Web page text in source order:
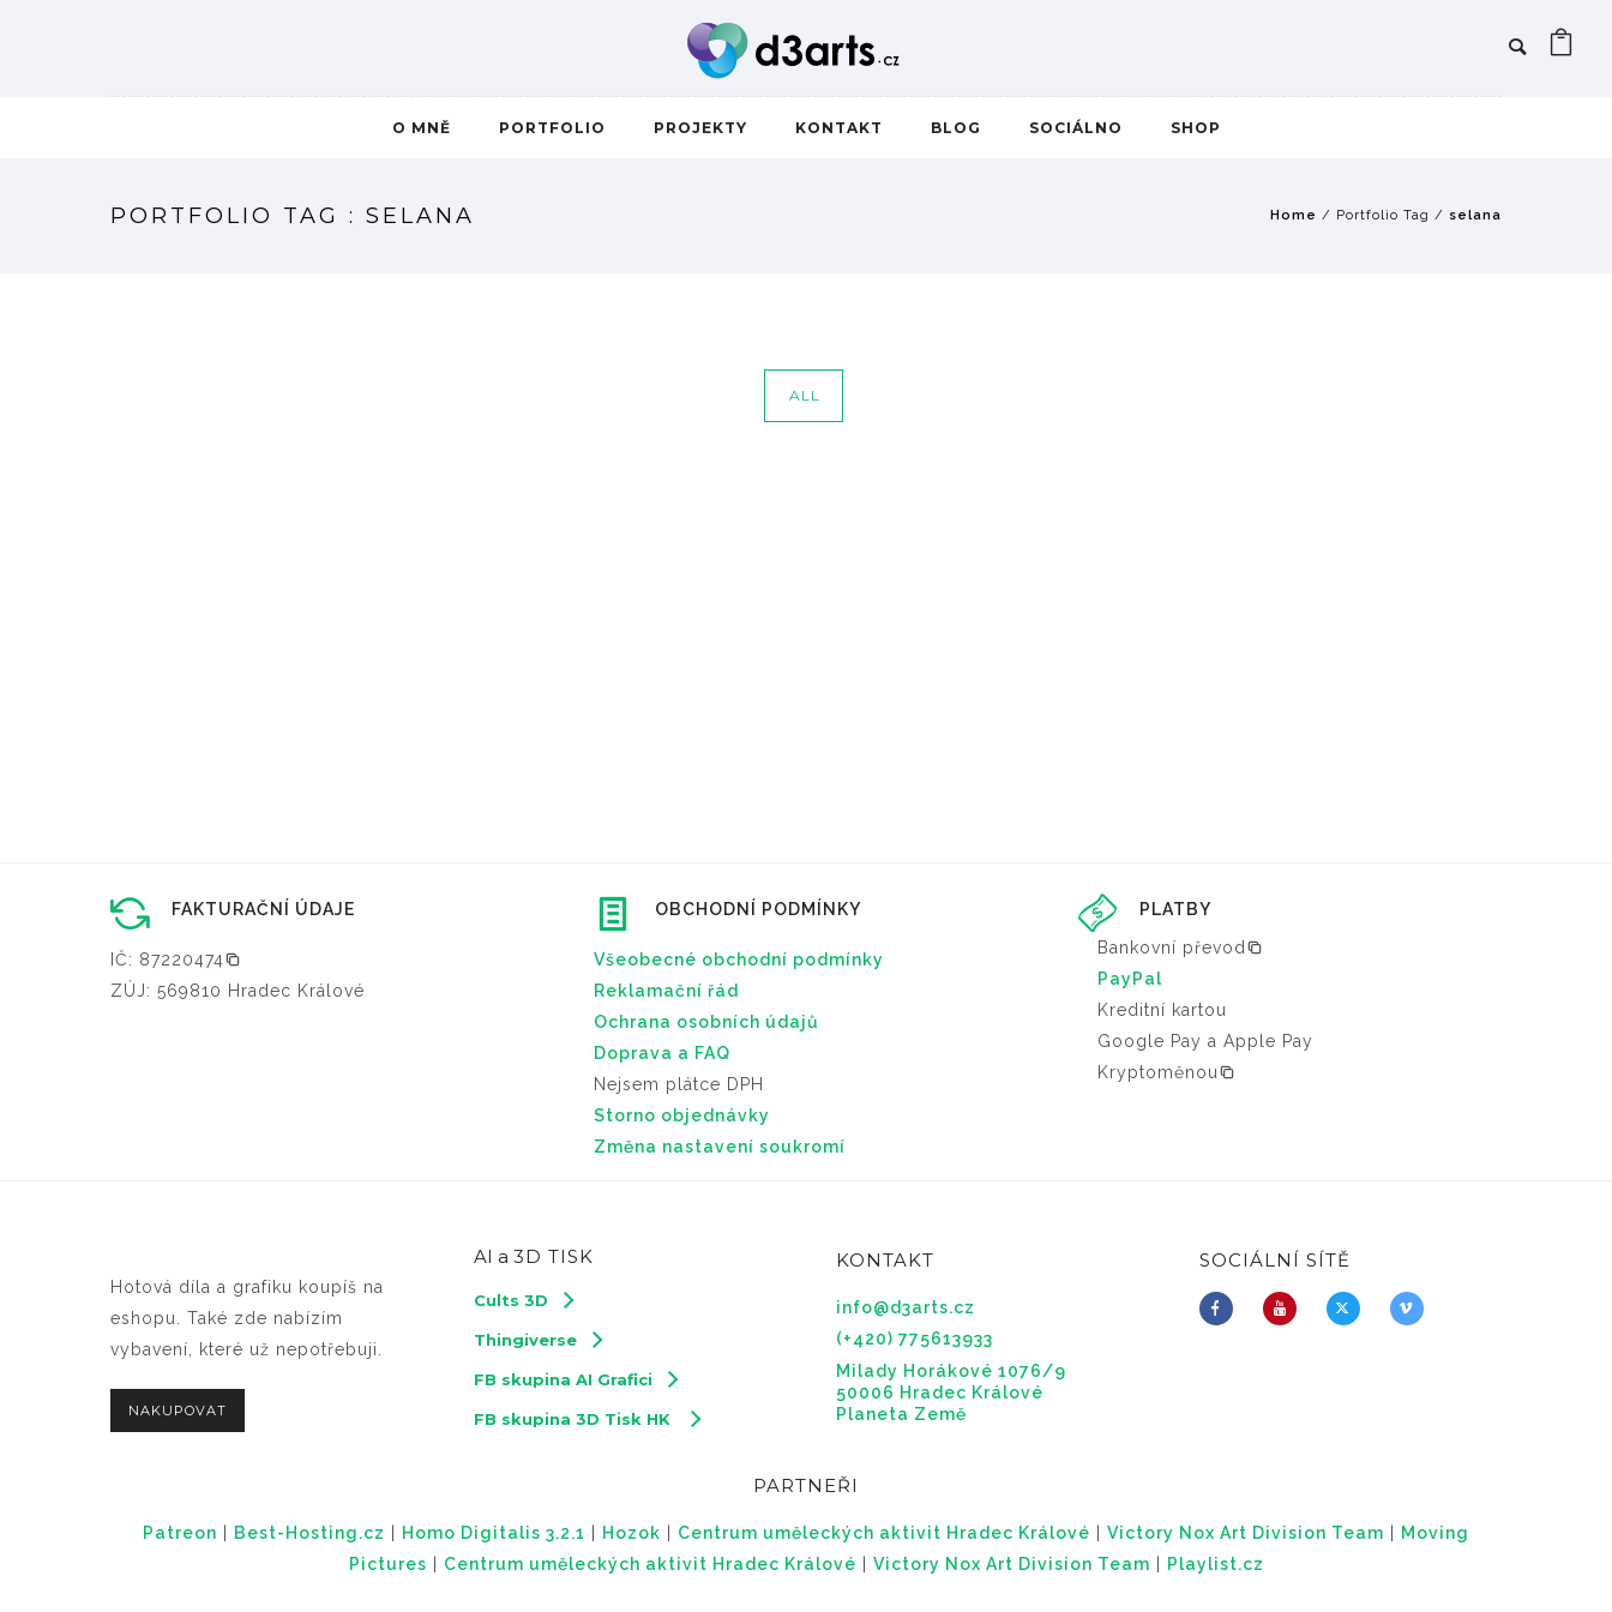
O MNĚ PORTFOLIO PROJEKTY KONTAKT BLOG SOCIÁLNO SHOP
PORTFOLIO TAG : SELANA Home / Portfolio Tag / selana
ALL
FAKTURAČNÍ ÚDAJE
IČ: 87220474
ZÚJ: 569810 Hradec Králové
OBCHODNÍ PODMÍNKY
Všeobecné obchodní podmínky
Reklamační řád
Ochrana osobních údajů
Doprava a FAQ
Nejsem plátce DPH
Storno objednávky
Změna nastavení soukromí
PLATBY
Bankovní převod
PayPal
Kreditní kartou
Google Pay a Apple Pay
Kryptoměnou
Hotová díla a grafiku koupíš na
eshopu. Také zde nabízím
vybavení, které už nepotřebuji.
NAKUPOVAT
AI a 3D TISK
Cults 3D
Thingiverse
FB skupina AI Grafici
FB skupina 3D Tisk HK
KONTAKT
info@d3arts.cz
(+420) 775613933
Milady Horákové 1076/9
50006 Hradec Králové
Planeta Země
SOCIÁLNÍ SÍTĚ
PARTNEŘI
Patreon Best-Hosting.cz Homo Digitalis 3.2.1 Hozok Centrum uměleckých aktivit Hradec Králové Victory Nox Art Division Team
Moving
Pictures
Centrum uměleckých aktivit Hradec Králové Victory Nox Art Division Team Playlist.cz